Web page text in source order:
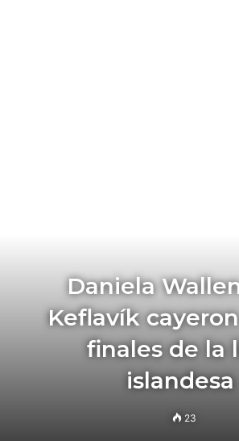
Daniela
Keflavík
finales de la
islandesa
23